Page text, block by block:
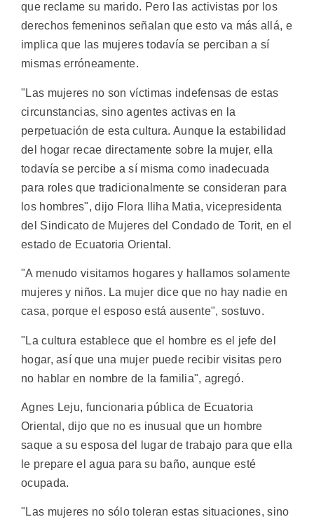
que reclame su marido. Pero las activistas por los
derechos femeninos señalan que esto va más allá, e
implica que las mujeres todavía se perciban a sí
mismas erróneamente.
"Las mujeres no son víctimas indefensas de estas
circunstancias, sino agentes activas en la
perpetuación de esta cultura. Aunque la estabilidad
del hogar recae directamente sobre la mujer, ella
todavía se percibe a sí misma como inadecuada
para roles que tradicionalmente se consideran para
los hombres", dijo Flora Iliha Matia, vicepresidenta
del Sindicato de Mujeres del Condado de Torit, en el
estado de Ecuatoria Oriental.
"A menudo visitamos hogares y hallamos solamente
mujeres y niños. La mujer dice que no hay nadie en
casa, porque el esposo está ausente", sostuvo.
"La cultura establece que el hombre es el jefe del
hogar, así que una mujer puede recibir visitas pero
no hablar en nombre de la familia", agregó.
Agnes Leju, funcionaria pública de Ecuatoria
Oriental, dijo que no es inusual que un hombre
saque a su esposa del lugar de trabajo para que ella
le prepare el agua para su baño, aunque esté
ocupada.
"Las mujeres no sólo toleran estas situaciones, sino